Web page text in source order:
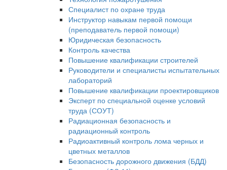
Специалист по охране труда
Инструктор навыкам первой помощи
(преподаватель первой помощи)
Юридическая безопасность
Контроль качества
Повышение квалификации строителей
Руководители и специалисты испытательных
лабораторий
Повышение квалификации проектировщиков
Эксперт по специальной оценке условий
труда (СОУТ)
Радиационная безопасность и
радиационный контроль
Радиоактивный контроль лома черных и
цветных металлов
Безопасность дорожного движения (БДД)